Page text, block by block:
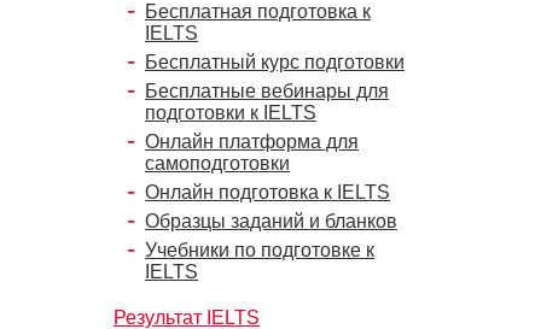
Бесплатная подготовка к
IELTS
Бесплатный курс подготовки
Бесплатные вебинары для
подготовки к IELTS
Онлайн платформа для
самоподготовки
Онлайн подготовка к IELTS
Образцы заданий и бланков
Учебники по подготовке к
IELTS
Результат IELTS